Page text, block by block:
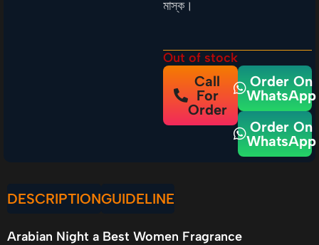
মাস্ক।
Out of stock
Call
For
Order
Order On
WhatsApp
Order On
WhatsApp
DESCRIPTIONGUIDELINE
Arabian Night a Best Women Fragrance